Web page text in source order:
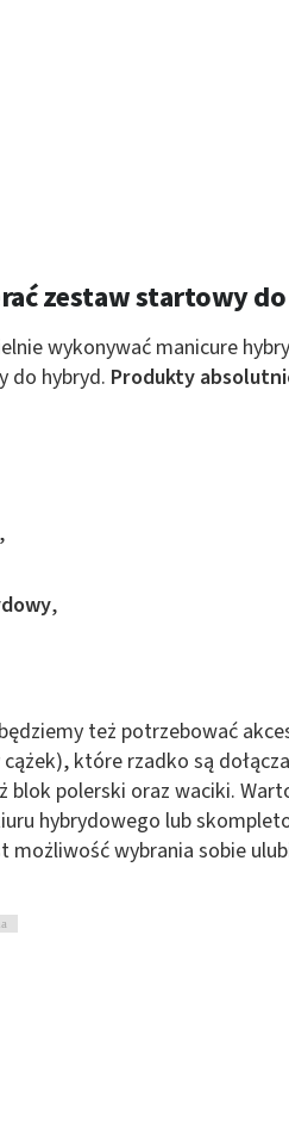
zestaw startowy
wykonywać manicure
do hybryd. Produkty
,
też potrzebować
cążek), które rzadko są
blok polerski oraz waciki.
hybrydowego lub
możliwość wybrania sobie
żądanych informacji